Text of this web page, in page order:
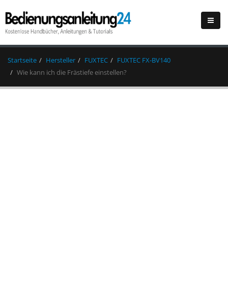
Startseite Hersteller FUXTEC
FUXTEC FX-BV140
Wie kann ich die Frästiefe einstellen?